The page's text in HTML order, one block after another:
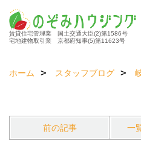
賃貸住宅管理業 国土交通大臣(2)第1586号
宅地建物取引業 京都府知事(5)第11623号
ホーム スタッフブログ
前の記事 一